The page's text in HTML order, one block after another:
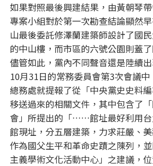
如果對照最後興建結果，由黃朝琴
專案小組對於第一次勘查結論顯然
山最後委託修澤蘭建築師設計了國
的中山樓，而市區的六號公園則蓋
儘管如此，黨內不同聲音還是陸續
10月31日的常務委員會第3次會議
總務處就提報了從「中央黨史史料
移送過來的相關文件，其中包含了
會」所提出的「……館址最好利用
館現址，分五層建築，力求莊嚴、
作為國父生平和革命史蹟之陳列，
主義學術文化活動中心」之建議，